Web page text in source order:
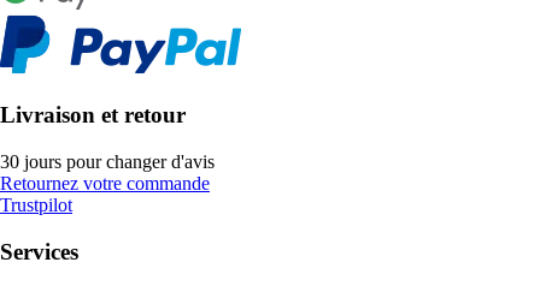
Livraison et retour
30 jours pour changer d'avis
Retournez votre commande
Trustpilot
Services